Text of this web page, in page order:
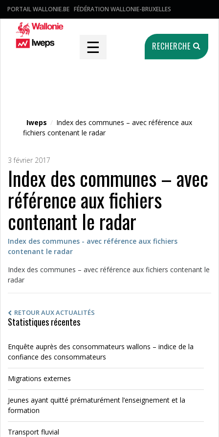
PORTAIL WALLONIE.BE FÉDÉRATION WALLONIE-BRUXELLES
☰ RECHERCHE
Iweps / Index des communes – avec référence aux
fichiers contenant le radar
3 février 2017
Index des communes – avec
référence aux fichiers
contenant le radar
Index des communes - avec référence aux fichiers
contenant le radar
Index des communes – avec référence aux fichiers contenant le
radar
RETOUR AUX ACTUALITÉS
Statistiques récentes
Enquête auprès des consommateurs wallons – indice de la
confiance des consommateurs
Migrations externes
Jeunes ayant quitté prématurément l’enseignement et la
formation
Transport fluvial